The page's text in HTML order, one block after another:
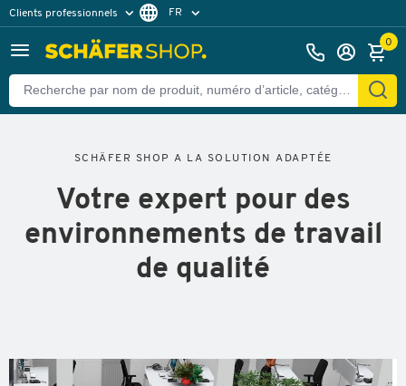
Clients professionnels
Clients particuliers
FR
0
SCHÄFER SHOP A LA SOLUTION ADAPTÉE
Votre expert pour des
environnements de travail
de qualité